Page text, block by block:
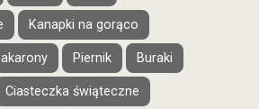
Kanapki na gorąco
Piernik Buraki
Ciasteczka świąteczne